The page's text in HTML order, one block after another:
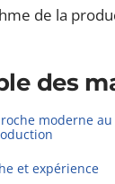
de la
des
moderne
et expérience